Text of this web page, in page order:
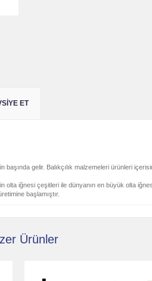
ET
gelir. Balıkçılık malzemeleri ürünleri
olta iğnesi çeşitleri ile dünyanın en büyük olta
başlamıştır.
Ürünler